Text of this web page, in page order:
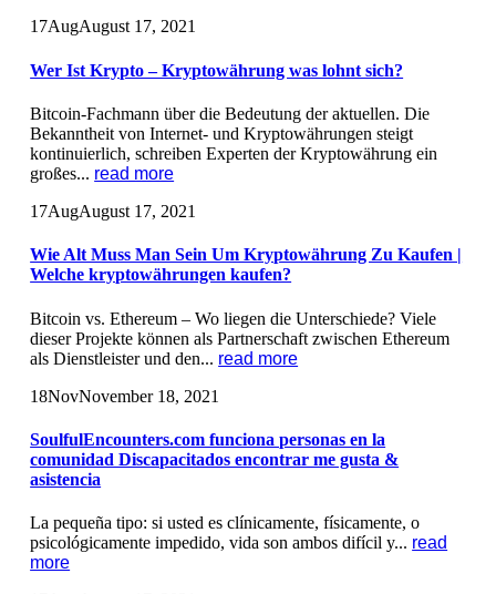
17AugAugust 17, 2021
Wer Ist Krypto – Kryptowährung was lohnt sich?
Bitcoin-Fachmann über die Bedeutung der aktuellen. Die
Bekanntheit von Internet- und Kryptowährungen steigt
kontinuierlich, schreiben Experten der Kryptowährung ein
großes... read more
17AugAugust 17, 2021
Wie Alt Muss Man Sein Um Kryptowährung Zu Kaufen |
Welche kryptowährungen kaufen?
Bitcoin vs. Ethereum – Wo liegen die Unterschiede? Viele
dieser Projekte können als Partnerschaft zwischen Ethereum
als Dienstleister und den... read more
18NovNovember 18, 2021
SoulfulEncounters.com funciona personas en la
comunidad Discapacitados encontrar me gusta &
asistencia
La pequeña tipo: si usted es clínicamente, físicamente, o
psicológicamente impedido, vida son ambos difícil y... read
more